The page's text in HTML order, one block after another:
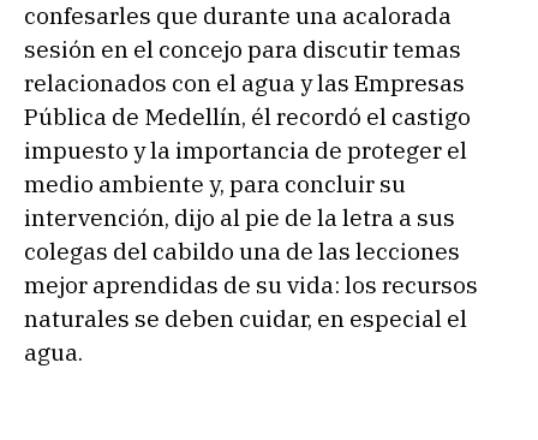
confesarles que durante una acalorada
sesión en el concejo para discutir temas
relacionados con el agua y las Empresas
Pública de Medellín, él recordó el castigo
impuesto y la importancia de proteger el
medio ambiente y, para concluir su
intervención, dijo al pie de la letra a sus
colegas del cabildo una de las lecciones
mejor aprendidas de su vida: los recursos
naturales se deben cuidar, en especial el
agua.